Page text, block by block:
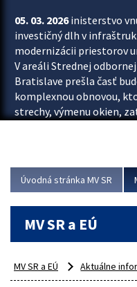
05. 03. 2026inisterstvo
investičný dlh v
modernizácii priestorov
V areáli Strednej
Bratislave prešla časť
komplexnou obnovou,
strechy, výmenu okien,
aj interiéru, kde vznikli
Viac
Úvodná stránka MV SR
MV SR a EÚ
MV SR a EÚ Aktuálne